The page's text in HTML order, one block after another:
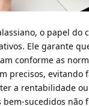
o papel do
Ele garante
conforme as
precisos, evitando
a rentabilidade
sucedidos não